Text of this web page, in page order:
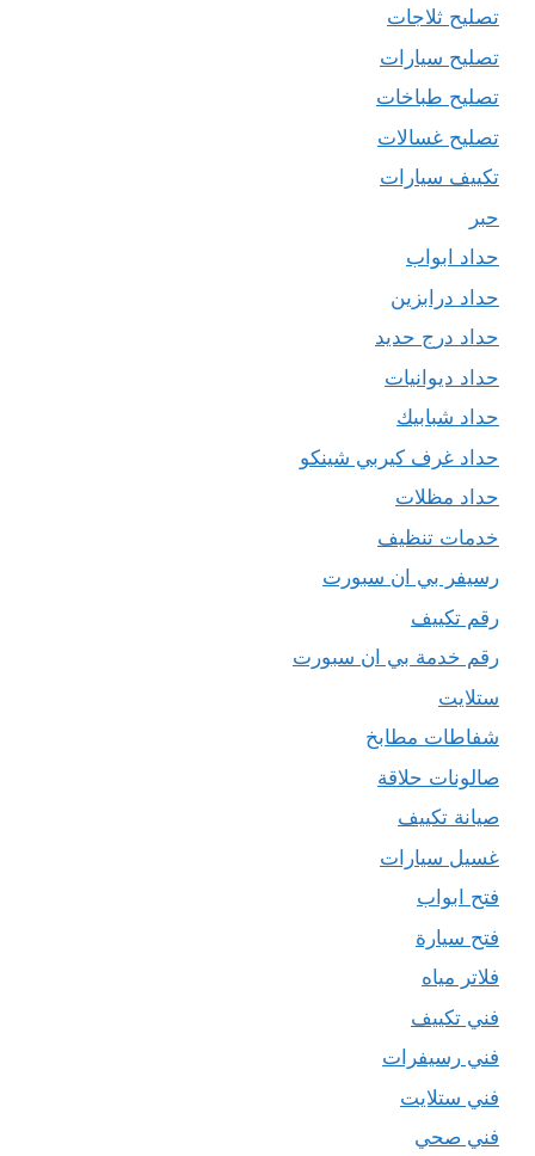
تصليح ثلاجات
تصليح سيارات
تصليح طباخات
تصليح غسالات
تكييف سيارات
حبر
حداد ابواب
حداد درابزين
حداد درج حديد
حداد ديوانيات
حداد شبابيك
حداد غرف كيربي شينكو
حداد مظلات
خدمات تنظيف
رسيفر بي ان سبورت
رقم تكييف
رقم خدمة بي ان سبورت
ستلايت
شفاطات مطابخ
صالونات حلاقة
صيانة تكييف
غسيل سيارات
فتح ابواب
فتح سيارة
فلاتر مياه
فني تكييف
فني رسيفرات
فني ستلايت
فني صحي